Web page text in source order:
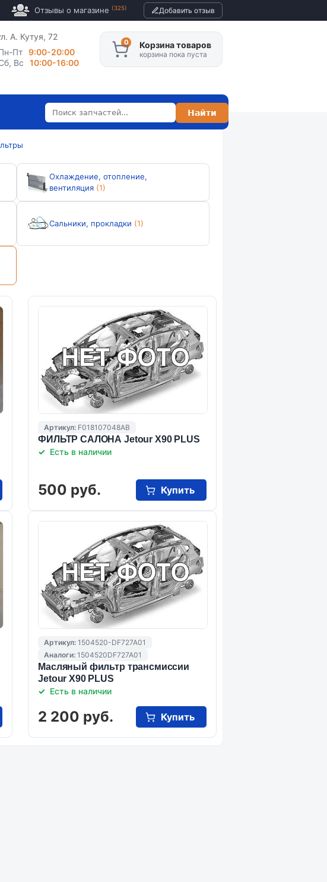
Отзывы о магазине (325) Добавить отзыв
А. Кутуя, 72
Пт
9:00-20:00
Вс
10:00-16:00
Корзина товаров
корзина пока пуста
Охлаждение, отопление,
вентиляция (1)
Сальники, прокладки (1)
Артикул: F018107048AB
ФИЛЬТР САЛОНА Jetour X90 PLUS
Есть в наличии
500 руб. Купить
Артикул:1504520-DF727A01
Аналоги:1504520DF727A01
Масляный фильтр трансмиссии
Jetour X90 PLUS
Есть в наличии
2 200 руб. Купить